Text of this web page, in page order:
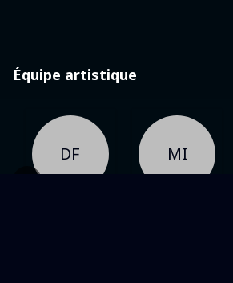
Équipe artistique
DF MI